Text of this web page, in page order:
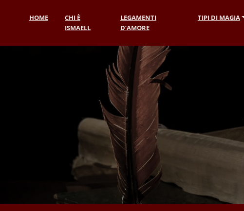
HOME
CHI È
ISMAELL
LEGAMENTI
D’AMORE
TIPI DI MAGIA